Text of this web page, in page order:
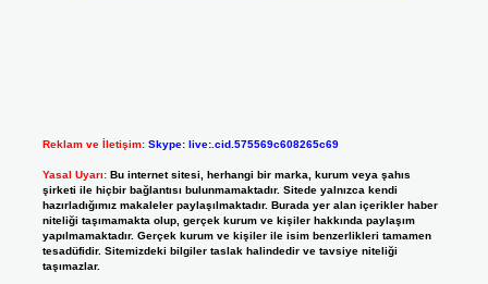
Reklam ve İletişim: Skype: live:.cid.575569c608265c69
Yasal Uyarı: Bu internet sitesi, herhangi bir marka, kurum veya şahıs
şirketi ile hiçbir bağlantısı bulunmamaktadır. Sitede yalnızca kendi
hazırladığımız makaleler paylaşılmaktadır. Burada yer alan içerikler haber
niteliği taşımamakta olup, gerçek kurum ve kişiler hakkında paylaşım
yapılmamaktadır. Gerçek kurum ve kişiler ile isim benzerlikleri tamamen
tesadüfidir. Sitemizdeki bilgiler taslak halindedir ve tavsiye niteliği
taşımazlar.